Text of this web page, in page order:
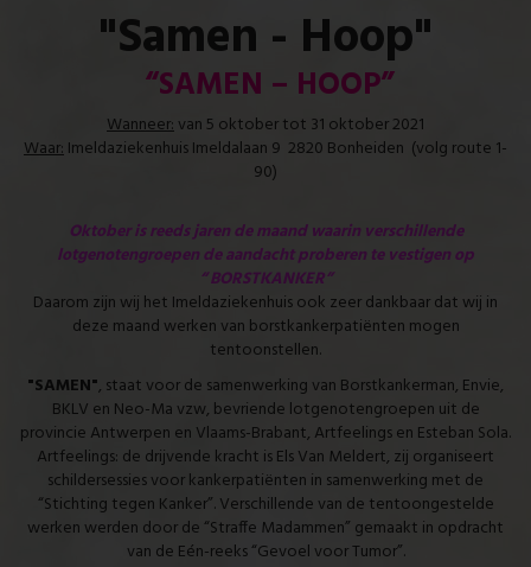
"Samen - Hoop"
“SAMEN – HOOP”
Wanneer:van 5 oktober tot 31 oktober 2021
Waar:Imeldaziekenhuis Imeldalaan 9 2820 Bonheiden (volg route 1-
90)
Oktober is reeds jaren de maand waarin verschillende
lotgenotengroepen de aandacht proberen te vestigen op
“ BORSTKANKER”
Daarom zijn wij het Imeldaziekenhuis ook zeer dankbaar dat wij in
deze maand werken van borstkankerpatiënten mogen
tentoonstellen.
"SAMEN", staat voor de samenwerking van Borstkankerman, Envie,
BKLV en Neo-Ma vzw, bevriende lotgenotengroepen uit de
provincie Antwerpen en Vlaams-Brabant, Artfeelings en Esteban Sola.
Artfeelings: de drijvende kracht is Els Van Meldert, zij organiseert
schildersessies voor kankerpatiënten in samenwerking met de
“Stichting tegen Kanker”. Verschillende van de tentoongestelde
werken werden door de “Straffe Madammen” gemaakt in opdracht
van de Eén-reeks “Gevoel voor Tumor”.